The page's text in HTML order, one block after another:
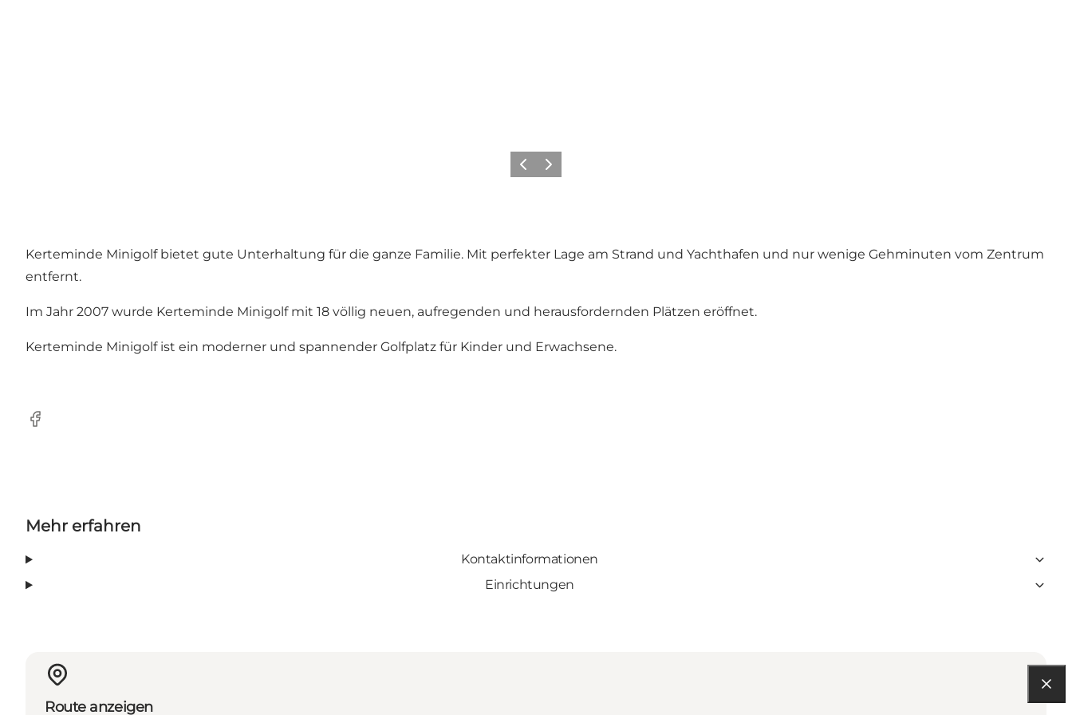
ZurückWeiter
Kerteminde Minigolf bietet gute Unterhaltung für die ganze Familie. Mit perfekter Lage am Strand und Yachthafen und nur wenige Gehminuten vom Zentrum
entfernt.
Im Jahr 2007 wurde Kerteminde Minigolf mit 18 völlig neuen, aufregenden und herausfordernden Plätzen eröffnet.
​Kerteminde Minigolf ist ein moderner und spannender Golfplatz für Kinder und Erwachsene.
Facebook
Mehr erfahren
Kontaktinformationen
Einrichtungen
Route anzeigen